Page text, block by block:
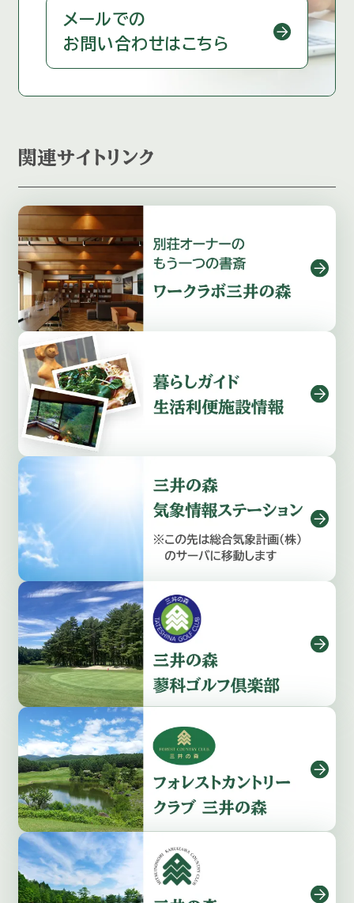
メールでの
お問い合わせはこちら
関連サイトリンク